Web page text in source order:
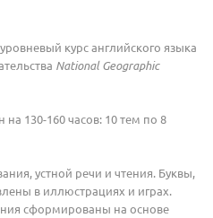
курс английского языка
National Geographic
130-160 часов: 10 тем по 8
устной речи и чтения. Буквы,
в иллюстрациях и играх.
сформированы на основе